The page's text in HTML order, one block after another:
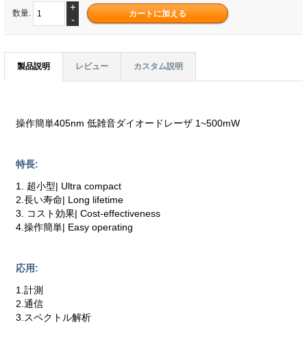
数量.
+
-
製品説明 レビュー カスタム説明
操作簡単405nm 低雑音ダイオードレーザ 1~500mW
特長:
1. 超小型| Ultra compact
2.長い寿命| Long lifetime
3. コスト効果| Cost-effectiveness
4.操作簡単| Easy operating
応用:
1.計測
2.通信
3.スペクトル解析